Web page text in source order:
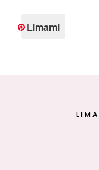
Limami